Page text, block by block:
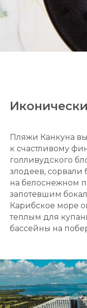
Пляжи Канкуна
к счастливому
голливудского
злодеев,
на белоснежном
запотевшим
Карибское море
теплым для
бассейны на